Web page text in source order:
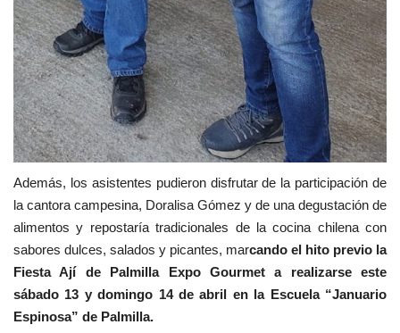
Además, los asistentes pudieron disfrutar de la participación de
la cantora campesina, Doralisa Gómez y de una degustación de
alimentos y repostaría tradicionales de la cocina chilena con
sabores dulces, salados y picantes, marcando el hito previo la
Fiesta Ají de Palmilla Expo Gourmet a realizarse este
sábado 13 y domingo 14 de abril en la Escuela “Januario
Espinosa” de Palmilla.